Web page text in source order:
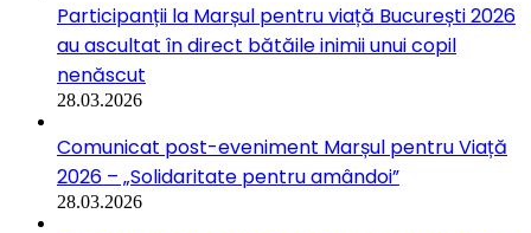
Participanții la Marșul pentru viață București 2026
au ascultat în direct bătăile inimii unui copil
nenăscut
28.03.2026
Comunicat post-eveniment Marșul pentru Viață
2026 – „Solidaritate pentru amândoi”
28.03.2026